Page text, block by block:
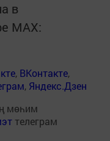
в
MАХ:
, ВКонтакте,
, Яндекс.Дзен
мөһим
телеграм